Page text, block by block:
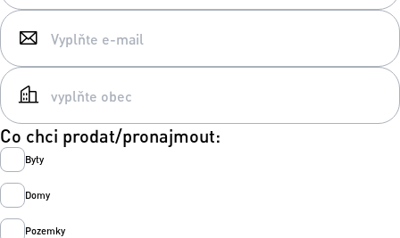
Co chci prodat/pronajmout:
Byty
Domy
Pozemky